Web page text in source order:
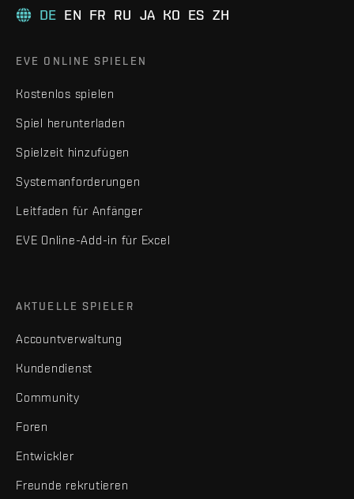
DE EN FR RU JA KO ES ZH
EVE ONLINE SPIELEN
Kostenlos spielen
Spiel herunterladen
Spielzeit hinzufügen
Systemanforderungen
Leitfaden für Anfänger
EVE Online-Add-in für Excel
AKTUELLE SPIELER
Accountverwaltung
Kundendienst
Community
Foren
Entwickler
Freunde rekrutieren